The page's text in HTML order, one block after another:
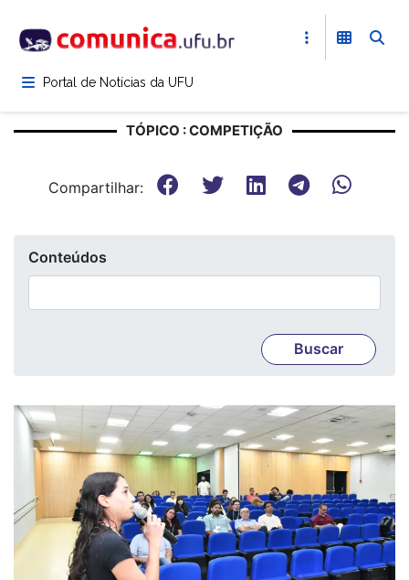
para
conteúdoPortal de Notícias da UFU
TÓPICO : COMPETIÇÃO
Compartilhar:
Conteúdos